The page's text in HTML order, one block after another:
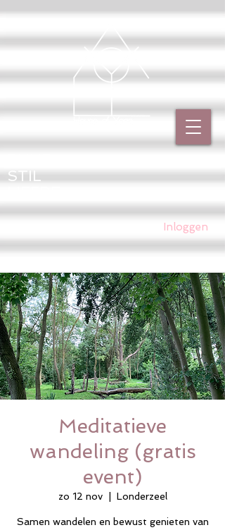
Inloggen
STIL
Meditatieve
wandeling (gratis
event)
zo 12 nov
  |
Londerzeel
Samen wandelen en bewust genieten van